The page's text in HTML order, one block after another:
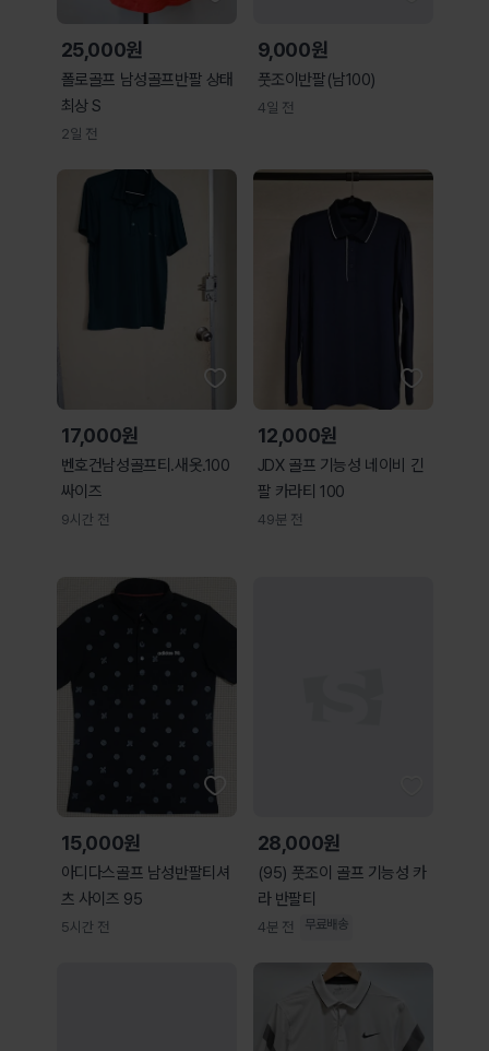
25,000원
폴로골프 남성골프반팔 상태
최상 S
2일 전
9,000원
풋조이반팔(남100)
4일 전
17,000원
벤호건남성골프티.새옷.100
싸이즈
9시간 전
12,000원
JDX 골프 기능성 네이비 긴
팔 카라티 100
49분 전
15,000원
아디다스골프 남성반팔티셔
츠 사이즈 95
5시간 전
28,000원
(95) 풋조이 골프 기능성 카
라 반팔티
4분 전 무료배송